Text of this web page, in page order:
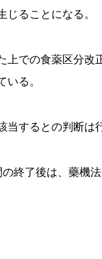
ることになる。
での食薬区分改
る。
するとの判断は
了後は、藥機法